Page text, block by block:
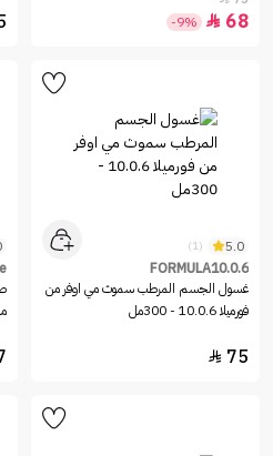
68

-9%
5.0
(1)
FORMULA10.0.6
غسول الجسم المرطب سموث مي اوفر من
فورميلا 10.0.6 - 300مل
75
